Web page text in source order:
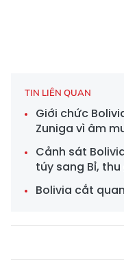
TIN LIÊN QUAN
Giới chức
Zuniga vì âm
Cảnh sát
túy sang Bỉ,
Bolivia cắt